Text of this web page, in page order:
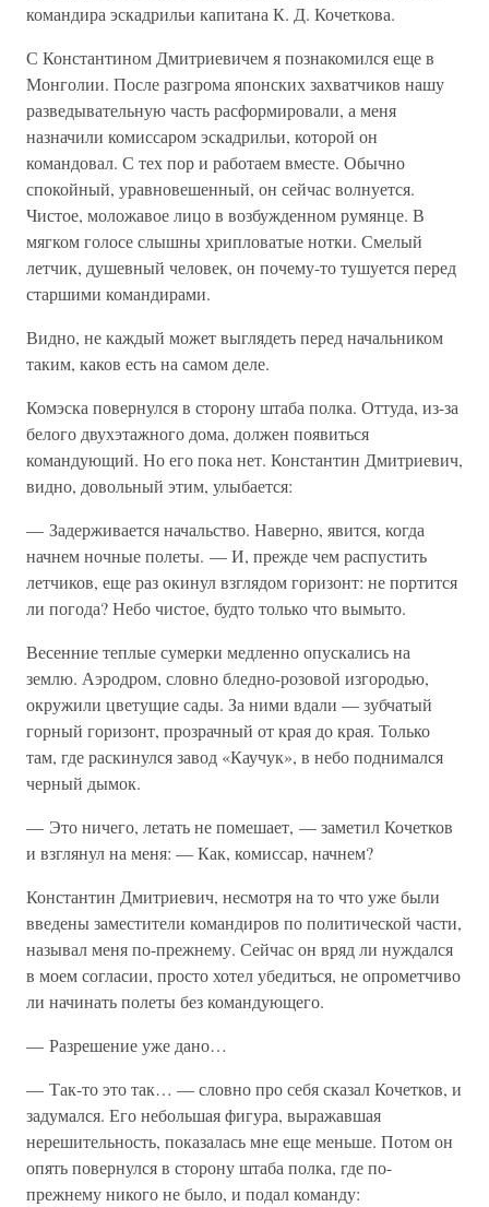
командира эскадрильи капитана К. Д. Кочеткова.
С Константином Дмитриевичем я познакомился еще в
Монголии. После разгрома японских захватчиков нашу
разведывательную часть расформировали, а меня
назначили комиссаром эскадрильи, которой он
командовал. С тех пор и работаем вместе. Обычно
спокойный, уравновешенный, он сейчас волнуется.
Чистое, моложавое лицо в возбужденном румянце. В
мягком голосе слышны хрипловатые нотки. Смелый
летчик, душевный человек, он почему-то тушуется перед
старшими командирами.
Видно, не каждый может выглядеть перед начальником
таким, каков есть на самом деле.
Комэска повернулся в сторону штаба полка. Оттуда, из-за
белого двухэтажного дома, должен появиться
командующий. Но его пока нет. Константин Дмитриевич,
видно, довольный этим, улыбается:
— Задерживается начальство. Наверно, явится, когда
начнем ночные полеты. — И, прежде чем распустить
летчиков, еще раз окинул взглядом горизонт: не портится
ли погода? Небо чистое, будто только что вымыто.
Весенние теплые сумерки медленно опускались на
землю. Аэродром, словно бледно-розовой изгородью,
окружили цветущие сады. За ними вдали — зубчатый
горный горизонт, прозрачный от края до края. Только
там, где раскинулся завод «Каучук», в небо поднимался
черный дымок.
— Это ничего, летать не помешает, — заметил Кочетков
и взглянул на меня: — Как, комиссар, начнем?
Константин Дмитриевич, несмотря на то что уже были
введены заместители командиров по политической части,
называл меня по-прежнему. Сейчас он вряд ли нуждался
в моем согласии, просто хотел убедиться, не опрометчиво
ли начинать полеты без командующего.
— Разрешение уже дано…
— Так-то это так… — словно про себя сказал Кочетков, и
задумался. Его небольшая фигура, выражавшая
нерешительность, показалась мне еще меньше. Потом он
опять повернулся в сторону штаба полка, где по-
прежнему никого не было, и подал команду: